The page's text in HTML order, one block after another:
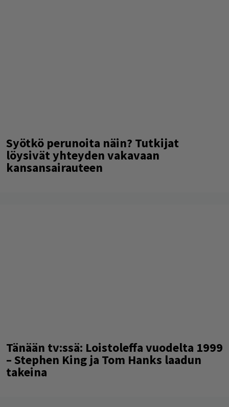
Syötkö perunoita näin? Tutkijat
löysivät yhteyden vakavaan
kansansairauteen
Tänään tv:ssä: Loistoleffa vuodelta 1999
– Stephen King ja Tom Hanks laadun
takeina